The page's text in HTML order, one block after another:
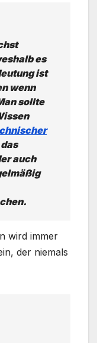
es
ist
wenn
sollte
auch
wird immer
der niemals